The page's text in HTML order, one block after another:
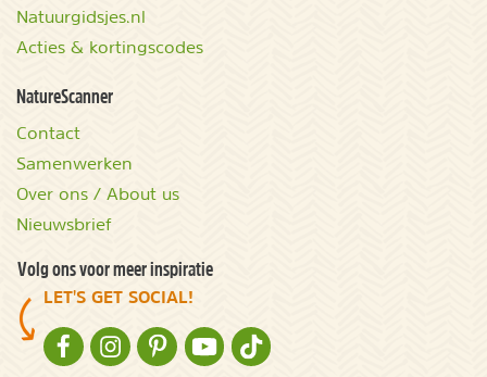
Natuurgidsjes.nl
Acties & kortingscodes
NatureScanner
Contact
Samenwerken
Over ons / About us
Nieuwsbrief
Volg ons voor meer inspiratie
LET'S GET SOCIAL!
NATURESCANNER OP FACEBOOK
NATURESCANNER OP INSTAGRAM
NATURESCANNER OP PINTEREST
NATURESCANNER OP YOUTUBE
NATURESCANNER OP TIKTOK